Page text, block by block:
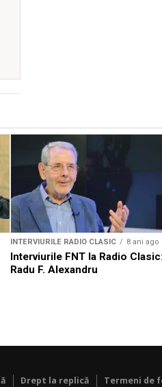
INTERVIURILE RADIO CLASIC 8 ani ago
Interviurile FNT la Radio Clasic:
Radu F. Alexandru
Drept la replică Termeni de